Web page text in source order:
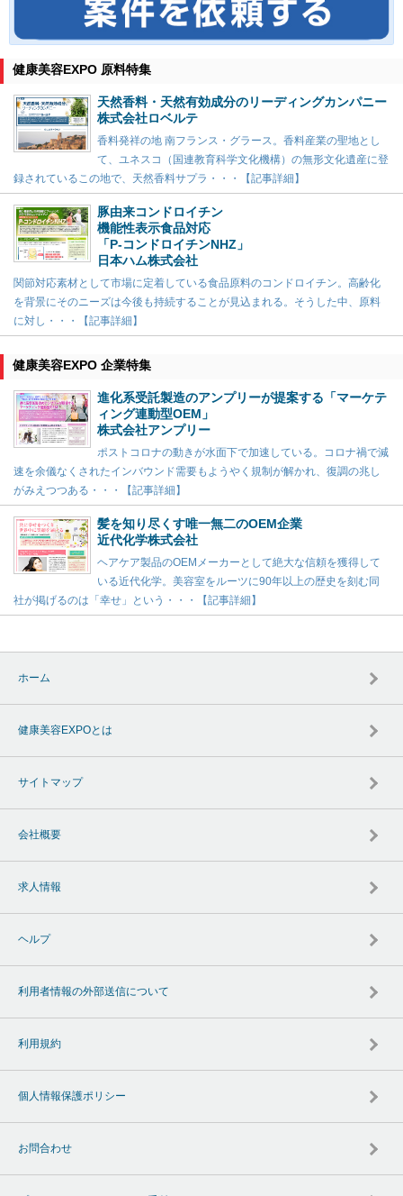
健康美容EXPO 原料特集
天然香料・天然有効成分のリーディングカンパニー
株式会社ロベルテ
香料発祥の地 南フランス・グラース。香料産業の聖地とし
て、ユネスコ（国連教育科学文化機構）の無形文化遺産に登
録されているこの地で、天然香料サプラ・・・【記事詳細】
豚由来コンドロイチン
機能性表示食品対応
「P-コンドロイチンNHZ」
日本ハム株式会社
関節対応素材として市場に定着している食品原料のコンドロイチン。高齢化
を背景にそのニーズは今後も持続することが見込まれる。そうした中、原料
に対し・・・【記事詳細】
健康美容EXPO 企業特集
進化系受託製造のアンプリーが提案する「マーケテ
ィング連動型OEM」
株式会社アンプリー
ポストコロナの動きが水面下で加速している。コロナ禍で減
速を余儀なくされたインバウンド需要もようやく規制が解かれ、復調の兆し
がみえつつある・・・【記事詳細】
髪を知り尽くす唯一無二のOEM企業
近代化学株式会社
ヘアケア製品のOEMメーカーとして絶大な信頼を獲得して
いる近代化学。美容室をルーツに90年以上の歴史を刻む同
社が掲げるのは「幸せ」という・・・【記事詳細】
ホーム
健康美容EXPOとは
サイトマップ
会社概要
求人情報
ヘルプ
利用者情報の外部送信について
利用規約
個人情報保護ポリシー
お問合わせ